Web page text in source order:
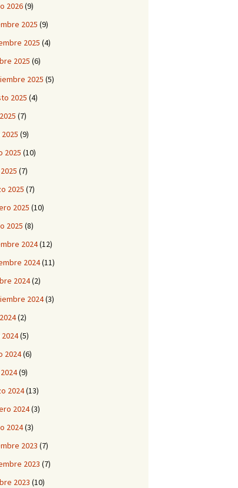
2026(9)
2025 (9)
2025 (4)
2025 (6)
2025 (5)
2025 (4)
(7)
(9)
2025 (10)
(7)
2025 (7)
2025 (10)
2025 (8)
2024(12)
2024(11)
2024(2)
2024(3)
(2)
(5)
2024(6)
(9)
2024(13)
2024(3)
2024(3)
2023 (7)
2023 (7)
2023 (10)